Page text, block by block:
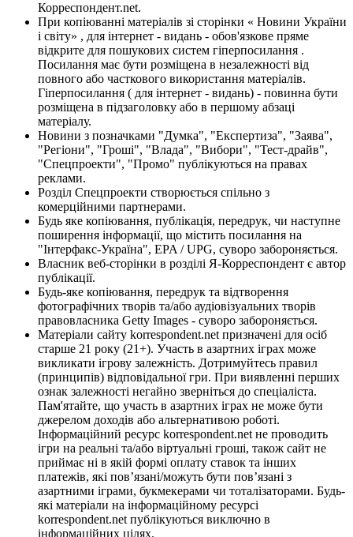
Корреспондент.net.
При копіюванні матеріалів зі сторінки « Новини України
і світу» , для інтернет - видань - обов'язкове пряме
відкрите для пошукових систем гіперпосилання .
Посилання має бути розміщена в незалежності від
повного або часткового використання матеріалів.
Гіперпосилання ( для інтернет - видань) - повинна бути
розміщена в підзаголовку або в першому абзаці
матеріалу.
Новини з позначками "Думка", "Експертиза", "Заява",
"Регіони", "Гроші", "Влада", "Вибори", "Тест-драйв",
"Спецпроекти", "Промо" публікуються на правах
реклами.
Розділ Спецпроекти створюється спільно з
комерційними партнерами.
Будь яке копіювання, публікація, передрук, чи наступне
поширення інформації, що містить посилання на
"Інтерфакс-Україна", EPA / UPG, суворо забороняється.
Власник веб-сторінки в розділі Я-Корреспондент є автор
публікації.
Будь-яке копіювання, передрук та відтворення
фотографічних творів та/або аудіовізуальних творів
правовласника Getty Images - суворо забороняється.
Матеріали сайту korrespondent.net призначені для осіб
старше 21 року (21+). Участь в азартних іграх може
викликати ігрову залежність. Дотримуйтесь правил
(принципів) відповідальної гри. При виявленні перших
ознак залежності негайно зверніться до спеціаліста.
Пам'ятайте, що участь в азартних іграх не може бути
джерелом доходів або альтернативою роботі.
Інформаційний ресурс korrespondent.net не проводить
ігри на реальні та/або віртуальні гроші, також сайт не
приймає ні в якій формі оплату ставок та інших
платежів, які пов’язані/можуть бути пов’язані з
азартними іграми, букмекерами чи тоталізаторами. Будь-
які матеріали на інформаційному ресурсі
korrespondent.net публікуються виключно в
інформаційних цілях.